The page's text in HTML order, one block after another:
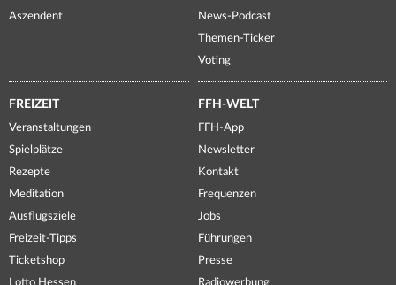
Aszendent
News-Podcast
Themen-Ticker
Voting
FREIZEIT
Veranstaltungen
Spielplätze
Rezepte
Meditation
Ausflugsziele
Freizeit-Tipps
Ticketshop
Lotto Hessen
FFH-WELT
FFH-App
Newsletter
Kontakt
Frequenzen
Jobs
Führungen
Presse
Radiowerbung